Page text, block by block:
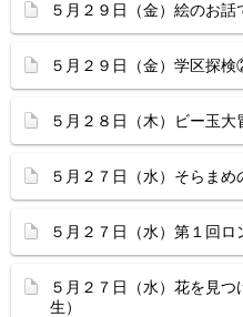
５月２９日（金）絵のお話
５月２９日（金）学区探検
５月２８日（木）ビー玉大
５月２７日（水）そらまめ
５月２７日（水）第１回ロ
５月２７日（水）花を見
生）